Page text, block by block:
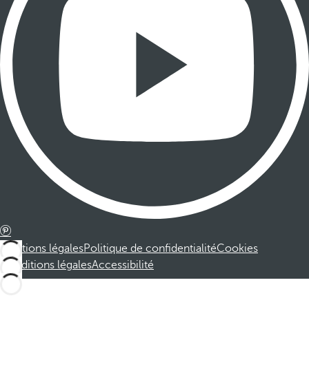
Mentions légalesPolitique de confidentialitéCookies
Conditions légalesAccessibilité